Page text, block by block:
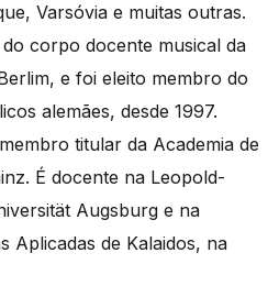
Varsóvia e muitas outras.
corpo docente musical da
e foi eleito membro do
alemães, desde 1997.
titular da Academia de
É docente na Leopold-
Augsburg e na
Aplicadas de Kalaidos, na